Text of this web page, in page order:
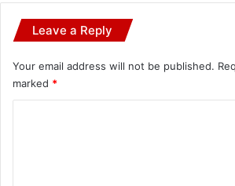
Leave a Reply
Your email address will not be published.
marked *